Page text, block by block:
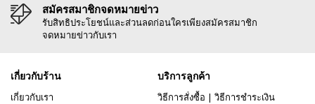
สมัครสมาชิกจดหมายข่าว
รับสิทธิประโยชน์และส่วนลดก่อนใครเพียงสมัครสมาชิก
จดหมายข่าวกับเรา
เกี่ยวกับร้าน
เกี่ยวกับเรา
บริการลูกค้า
วิธีการสั่งซื้อ | วิธีการชำระเงิน